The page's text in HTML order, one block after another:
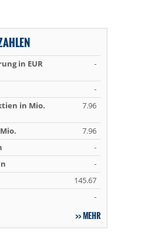
in EUR -
-
in Mio.
7.96
7.96
-
-
145.67
-
MEHR